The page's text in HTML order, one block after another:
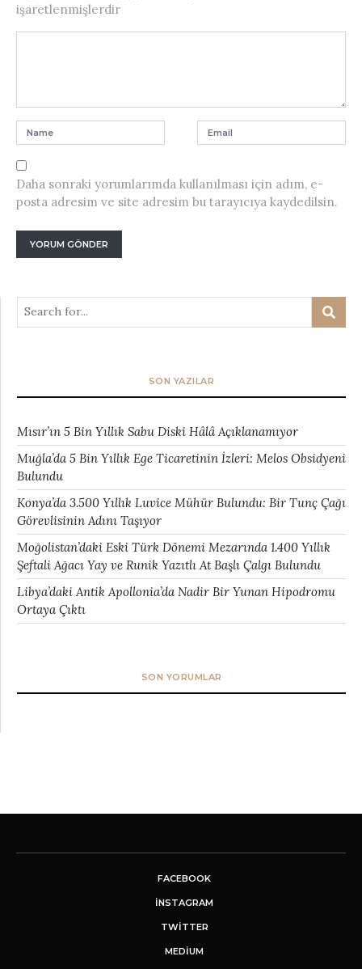
işaretlenmişlerdir
Daha sonraki yorumlarımda kullanılması için adım, e-
posta adresim ve site adresim bu tarayıcıya kaydedilsin.
SON YAZILAR
Mısır’ın 5 Bin Yıllık Sabu Diski Hâlâ Açıklanamıyor
Muğla’da 5 Bin Yıllık Ege Ticaretinin İzleri: Melos Obsidyeni
Bulundu
Konya’da 3.500 Yıllık Luvice Mühür Bulundu: Bir Tunç Çağı
Görevlisinin Adını Taşıyor
Moğolistan’daki Eski Türk Dönemi Mezarında 1.400 Yıllık
Şeftali Ağacı Yay ve Runik Yazıtlı At Başlı Çalgı Bulundu
Libya’daki Antik Apollonia’da Nadir Bir Yunan Hipodromu
Ortaya Çıktı
SON YORUMLAR
FACEBOOK
INSTAGRAM
TWITTER
MEDIUM